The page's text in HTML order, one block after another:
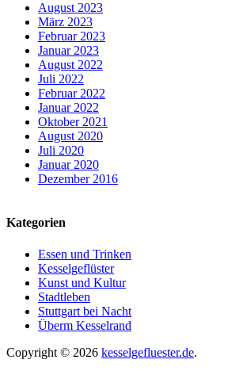
August 2023
März 2023
Februar 2023
Januar 2023
August 2022
Juli 2022
Februar 2022
Januar 2022
Oktober 2021
August 2020
Juli 2020
Januar 2020
Dezember 2016
Kategorien
Essen und Trinken
Kesselgeflüster
Kunst und Kultur
Stadtleben
Stuttgart bei Nacht
Überm Kesselrand
Copyright © 2026 kesselgefluester.de.